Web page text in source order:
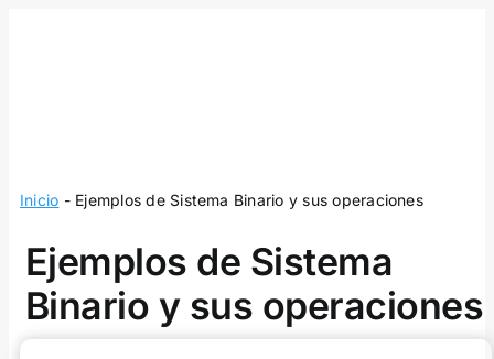
Inicio - Ejemplos de Sistema Binario y sus operaciones
Ejemplos de Sistema
Binario y sus operaciones